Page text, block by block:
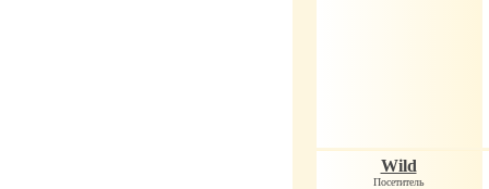
Wild
Посетитель